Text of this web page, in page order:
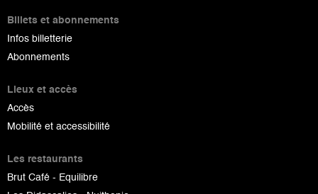
Billets et abonnements
Infos billetterie
Abonnements
Lieux et accès
Accès
Mobilité et accessibilité
Les restaurants
Brut Café - Equilibre